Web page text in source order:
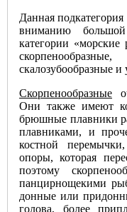
Данная
вниманию
категории
скалозубообразные
Скорпенообразные
Они также имеют
брюшные плавники
плавниками, и
костной
опоры, которая
поэтому
панцирнощекими
донные или
голова, более